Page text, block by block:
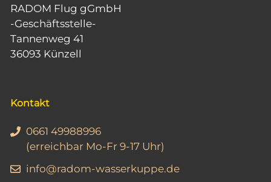
RADOM Flug gGmbH
-Geschäftsstelle-
Tannenweg 41
36093 Künzell
Kontakt
0661 49988996
(erreichbar Mo-Fr 9-17 Uhr)
info@radom-wasserkuppe.de